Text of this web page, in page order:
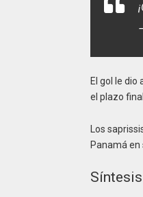
El gol le
el plazo
Los
Panamá